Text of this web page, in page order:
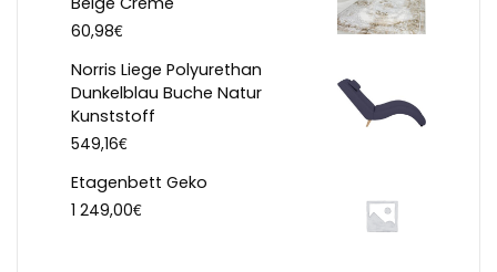
60,98€
Norris Liege Polyurethan
Dunkelblau Buche Natur
Kunststoff
549,16€
Etagenbett Geko
1 249,00€